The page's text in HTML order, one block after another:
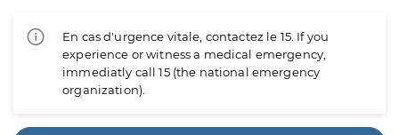
En cas d'urgence vitale, contactez le 15. If you
experience or witness a medical emergency,
immediatly call 15 (the national emergency
organization).